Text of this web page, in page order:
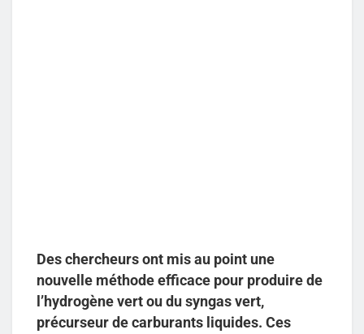
Des chercheurs ont mis au point une
nouvelle méthode efficace pour produire de
l’hydrogène vert ou du syngas vert,
précurseur de carburants liquides. Ces